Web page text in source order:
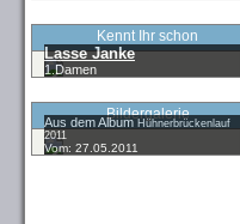
Kennt Ihr schon
Lasse Janke
1.Damen
Bildergalerie
Aus dem AlbumHühnerbrückenlauf
2011
Vom: 27.05.2011